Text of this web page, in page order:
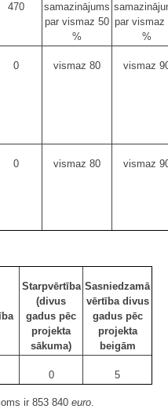
470
samazinājums
par vismaz 50
%
par vismaz
%
0 vismaz 80 vismaz
0 vismaz 80 vismaz
Starpvērtība
(divus
gadus pēc
projekta
sākuma)
Sasniedzamā
vērtība divus
gadus pēc
projekta
beigām
0 5
ir 853 840 euro